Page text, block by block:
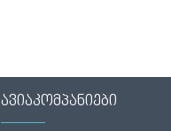
ავიაკომპანიები